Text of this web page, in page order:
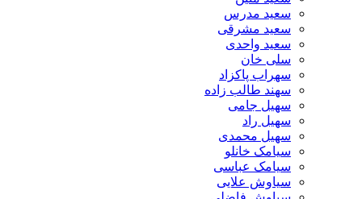
سعید مدرس
سعید مشرقی
سعید واحدی
سلی خان
سهراب پاکزاد
سهند طالب زاده
سهیل جامی
سهیل راد
سهیل محمدی
سیامک خانلو
سیامک عباسی
سیاوش علایی